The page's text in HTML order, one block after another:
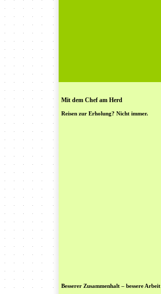
Mit dem Chef am Herd
Reisen zur Erholung? Nicht immer.
Besserer Zusammenhalt – bessere Arbeit